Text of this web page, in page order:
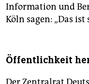
Information und
Köln sagen: „Das ist
Öffentlichkeit